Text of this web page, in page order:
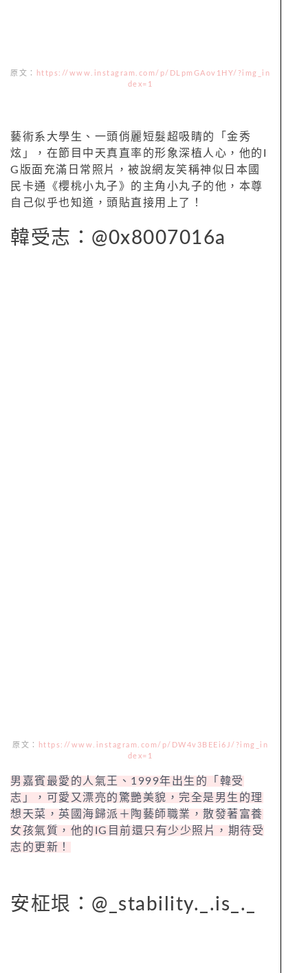
原文：
https://www.instagram.com/p/DLpmGAov1HY/?img_in
dex=1
藝術系大學生、一頭俏麗短髮超吸睛的「金秀
炫」，在節目中天真直率的形象深植人心，他的I
G版面充滿日常照片，被說網友笑稱神似日本國
民卡通《櫻桃小丸子》的主角小丸子的他，本尊
自己似乎也知道，頭貼直接用上了！
韓受志：@0x8007016a
原文：
https://www.instagram.com/p/DW4v3BEEi6J/?img_in
dex=1
男嘉賓最愛的人氣王、1999年出生的「韓受
志」，可愛又漂亮的驚艷美貌，完全是男生的理
想天菜，英國海歸派＋陶藝師職業，散發著富養
女孩氣質，他的IG目前還只有少少照片，期待受
志的更新！
安柾垠：@_stability._.is_._